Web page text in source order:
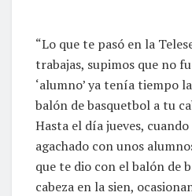
“Lo que te pasó en la
trabajas, supimos que no
‘alumno’ ya tenía tiempo
balón de basquetbol a tu
Hasta el día jueves,
agachado con unos
que te dio con el balón de
cabeza en la sien,